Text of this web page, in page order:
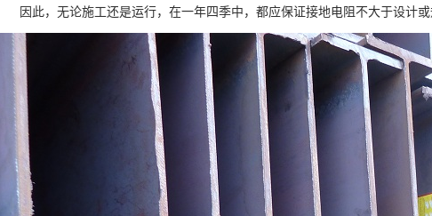
因此，无论施工还是运行，在一年四季中，都应保证接地电阻不大于设计或